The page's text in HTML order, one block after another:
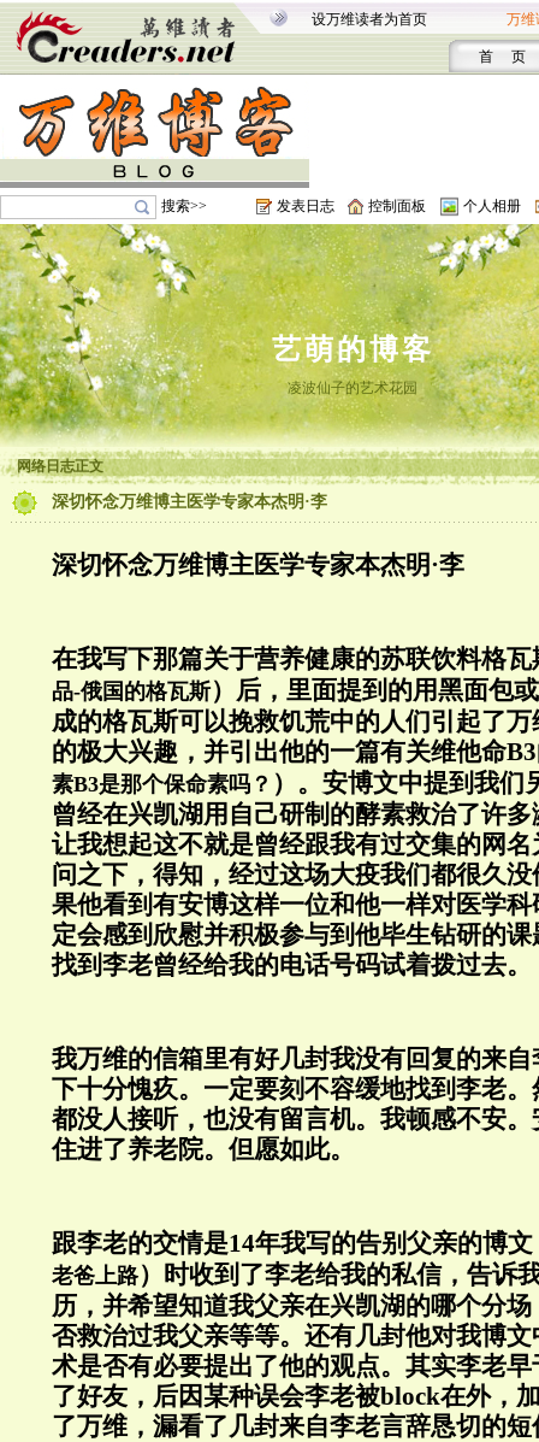
设万维读者为首页 万维
首 页
搜索>> 发表日志 控制面板 个人相册
艺萌的博客
凌波仙子的艺术花园
网络日志正文
深切怀念万维博主医学专家本杰明·李
深切怀念万维博主医学专家本杰明·李
在我写下那篇关于营养健康的苏联饮料格瓦
品-俄国的格瓦斯）后，里面提到的用黑面包
成的格瓦斯可以挽救饥荒中的人们引起了
的极大兴趣，并引出他的一篇有关维他命
素B3是那个保命素吗？ ）。安博文中提到我们
曾经在兴凯湖用自己研制的酵素救治了许
让我想起这不就是曾经跟我有过交集的网名
问之下，得知，经过这场大疫我们都很久
果他看到有安博这样一位和他一样对医学
定会感到欣慰并积极参与到他毕生钻研的
找到李老曾经给我的电话号码试着拨过去。
我万维的信箱里有好几封我没有回复的来
下十分愧疚。一定要刻不容缓地找到李老
都没人接听，也没有留言机。我顿感不安
住进了养老院。但愿如此。
跟李老的交情是14年我写的告别父亲的博
老爸上路）时收到了李老给我的私信，告诉
历，并希望知道我父亲在兴凯湖的哪个分
否救治过我父亲等等。还有几封他对我博
术是否有必要提出了他的观点。其实李老
了好友，后因某种误会李老被block在外，
了万维，漏看了几封来自李老言辞恳切的短